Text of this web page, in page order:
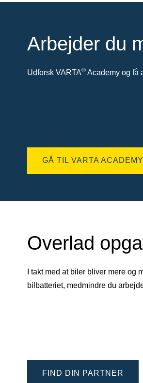
Arbejder du
Udforsk VARTA® Academy og få
GÅ TIL VARTA ACADEMY
Overlad
I takt med at biler bliver mere
bilbatteriet, medmindre du
FIND DIN PARTNER